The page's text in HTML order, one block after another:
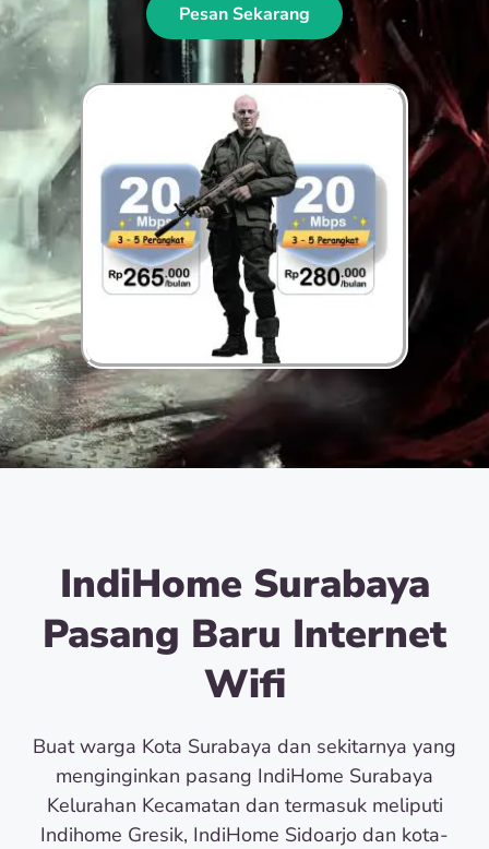
Pesan Sekarang
IndiHome Surabaya
Pasang Baru Internet
Wifi
Buat warga Kota Surabaya dan sekitarnya yang
menginginkan pasang IndiHome Surabaya
Kelurahan Kecamatan dan termasuk meliputi
Indihome Gresik, IndiHome Sidoarjo dan kota-